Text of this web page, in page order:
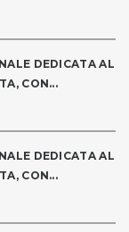
DEDICATA AL
CON...
DEDICATA AL
CON...